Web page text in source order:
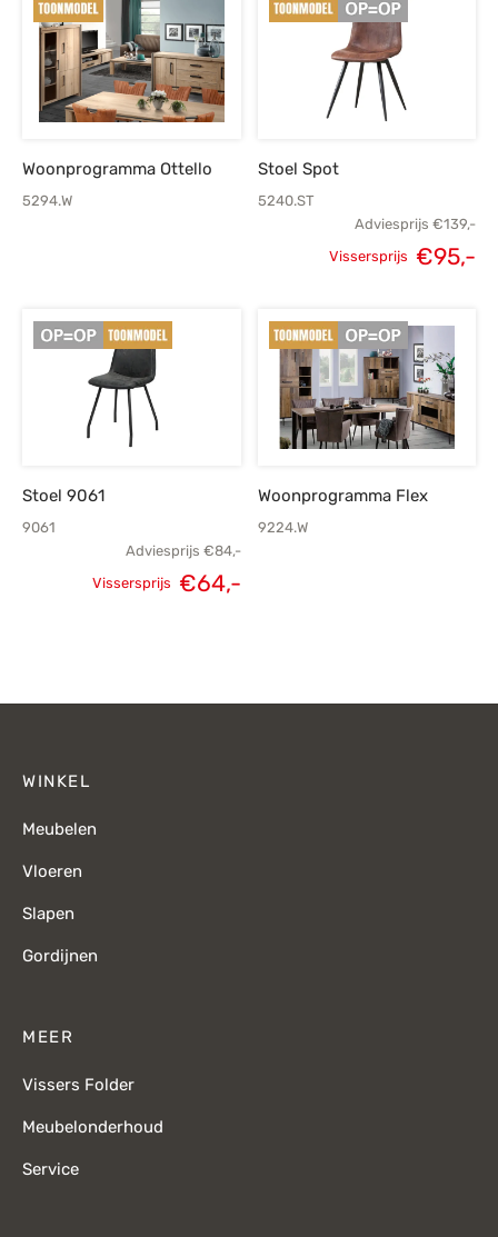
Woonprogramma Ottello
5294.W
Stoel Spot
5240.ST
Adviesprijs €139,-
Oorspronkelijke
€139,-.
Vissersprijs €95,-
Stoel 9061
9061
Adviesprijs €84,-
Vissersprijs €64,-
Woonprogramma Flex
9224.W
WINKEL
Meubelen
Vloeren
Slapen
Gordijnen
MEER
Vissers Folder
Meubelonderhoud
Service